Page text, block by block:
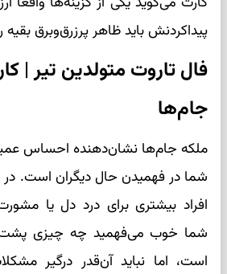
پیداکردنش باید ظاهر پرزرق‌وبرق بقیه
فال تاروت متولدین تیر |
جام‌ها
ملکه جام‌ها نشان‌دهنده احساس
شما در فهمیدن حال دیگران است.
افراد بیشتری برای درد دل یا
شما خوب می‌فهمید چه چیزی پشت
است، اما نباید آن‌قدر درگیر